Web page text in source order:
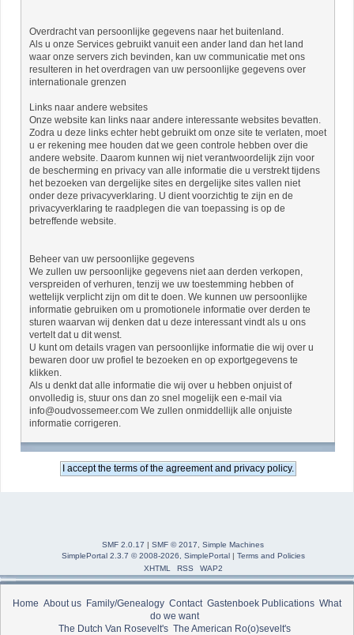
Overdracht van persoonlijke gegevens naar het buitenland.
Als u onze Services gebruikt vanuit een ander land dan het land
waar onze servers zich bevinden, kan uw communicatie met ons
resulteren in het overdragen van uw persoonlijke gegevens over
internationale grenzen
Links naar andere websites
Onze website kan links naar andere interessante websites bevatten.
Zodra u deze links echter hebt gebruikt om onze site te verlaten, moet
u er rekening mee houden dat we geen controle hebben over die
andere website. Daarom kunnen wij niet verantwoordelijk zijn voor
de bescherming en privacy van alle informatie die u verstrekt tijdens
het bezoeken van dergelijke sites en dergelijke sites vallen niet
onder deze privacyverklaring. U dient voorzichtig te zijn en de
privacyverklaring te raadplegen die van toepassing is op de
betreffende website.
Beheer van uw persoonlijke gegevens
We zullen uw persoonlijke gegevens niet aan derden verkopen,
verspreiden of verhuren, tenzij we uw toestemming hebben of
wettelijk verplicht zijn om dit te doen. We kunnen uw persoonlijke
informatie gebruiken om u promotionele informatie over derden te
sturen waarvan wij denken dat u deze interessant vindt als u ons
vertelt dat u dit wenst.
U kunt om details vragen van persoonlijke informatie die wij over u
bewaren door uw profiel te bezoeken en op exportgegevens te
klikken.
Als u denkt dat alle informatie die wij over u hebben onjuist of
onvolledig is, stuur ons dan zo snel mogelijk een e-mail via
info@oudvossemeer.com We zullen onmiddellijk alle onjuiste
informatie corrigeren.
SMF 2.0.17 | SMF © 2017
Simple Machines
SimplePortal 2.3.7 © 2008-2026, SimplePortal| Terms and Policies
XHTML
RSS WAP2
Home About us Family/Genealogy Contact Gastenboek Publications What
do we want
The Dutch Van Rosevelt's The American Ro(o)sevelt's